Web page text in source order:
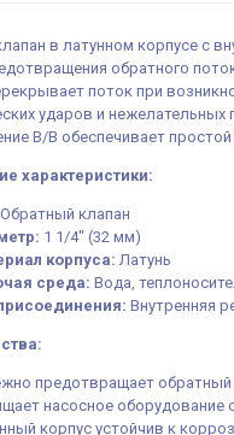
в латунном корпусе с
обратного
поток при
ударов и
В/В обеспечивает
характеристики:
Обратный клапан
1 1/4" (32 мм)
корпуса: Латунь
среда: Вода,
Внутренняя
предотвращает обратный
насосное оборудование
корпус устойчив к